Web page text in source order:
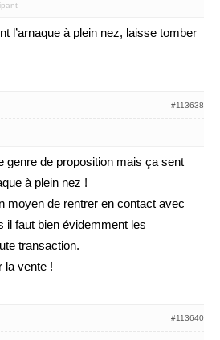
l’arnaque à plein nez, laisse tomber
#113638
genre de proposition mais ça sent
à plein nez !
moyen de rentrer en contact avec
il faut bien évidemment les
transaction.
la vente !
#113640